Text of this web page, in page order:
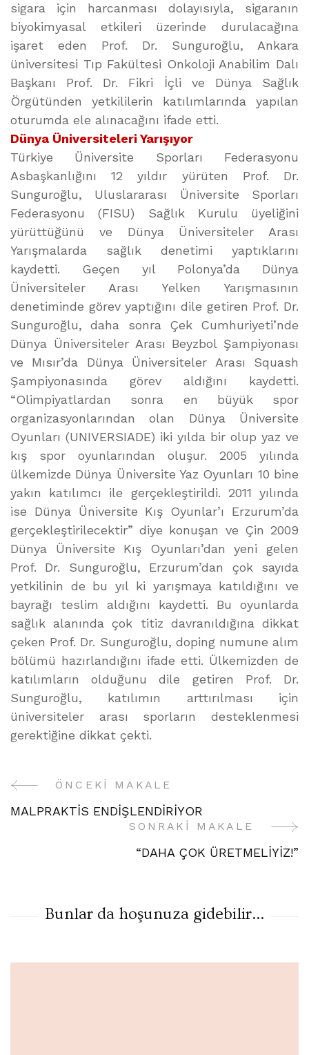
sigara için harcanması dolayısıyla, sigaranın
biyokimyasal etkileri üzerinde durulacağına
işaret eden Prof. Dr. Sunguroğlu, Ankara
üniversitesi Tıp Fakültesi Onkoloji Anabilim Dalı
Başkanı Prof. Dr. Fikri İçli ve Dünya Sağlık
Örgütünden yetkililerin katılımlarında yapılan
oturumda ele alınacağını ifade etti.
Dünya Üniversiteleri Yarışıyor
Türkiye Üniversite Sporları Federasyonu
Asbaşkanlığını 12 yıldır yürüten Prof. Dr.
Sunguroğlu, Uluslararası Üniversite Sporları
Federasyonu (FISU) Sağlık Kurulu üyeliğini
yürüttüğünü ve Dünya Üniversiteler Arası
Yarışmalarda sağlık denetimi yaptıklarını
kaydetti. Geçen yıl Polonya’da Dünya
Üniversiteler Arası Yelken Yarışmasının
denetiminde görev yaptığını dile getiren Prof. Dr.
Sunguroğlu, daha sonra Çek Cumhuriyeti’nde
Dünya Üniversiteler Arası Beyzbol Şampiyonası
ve Mısır’da Dünya Üniversiteler Arası Squash
Şampiyonasında görev aldığını kaydetti.
“Olimpiyatlardan sonra en büyük spor
organizasyonlarından olan Dünya Üniversite
Oyunları (UNIVERSIADE) iki yılda bir olup yaz ve
kış spor oyunlarından oluşur. 2005 yılında
ülkemizde Dünya Üniversite Yaz Oyunları 10 bine
yakın katılımcı ile gerçekleştirildi. 2011 yılında
ise Dünya Üniversite Kış Oyunlar’ı Erzurum’da
gerçekleştirilecektir” diye konuşan ve Çin 2009
Dünya Üniversite Kış Oyunları’dan yeni gelen
Prof. Dr. Sunguroğlu, Erzurum’dan çok sayıda
yetkilinin de bu yıl ki yarışmaya katıldığını ve
bayrağı teslim aldığını kaydetti. Bu oyunlarda
sağlık alanında çok titiz davranıldığına dikkat
çeken Prof. Dr. Sunguroğlu, doping numune alım
bölümü hazırlandığını ifade etti. Ülkemizden de
katılımların olduğunu dile getiren Prof. Dr.
Sunguroğlu, katılımın arttırılması için
üniversiteler arası sporların desteklenmesi
gerektiğine dikkat çekti.
YazıÖNCEKI MAKALE
MALPRAKTİS ENDİŞLENDİRİYOR
SONRAKI MAKALE
“DAHA ÇOK ÜRETMELİYİZ!”
Bunlar da hoşunuza gidebilir...